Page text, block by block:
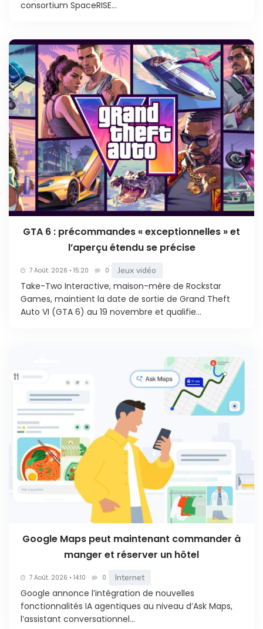
consortium SpaceRISE...
GTA 6 : précommandes « exceptionnelles » et
l’aperçu étendu se précise
7 Août. 2026 • 15:20 0 Jeux vidéo
Take-Two Interactive, maison-mère de Rockstar
Games, maintient la date de sortie de Grand Theft
Auto VI (GTA 6) au 19 novembre et qualifie...
Google Maps peut maintenant commander à
manger et réserver un hôtel
7 Août. 2026 • 14:10 0 Internet
Google annonce l’intégration de nouvelles
fonctionnalités IA agentiques au niveau d’Ask Maps,
l’assistant conversationnel...